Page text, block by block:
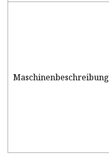
Maschinenbeschreibung